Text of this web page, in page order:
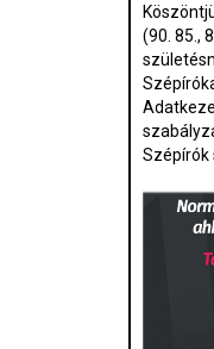
(90. 85.,
Szépírók